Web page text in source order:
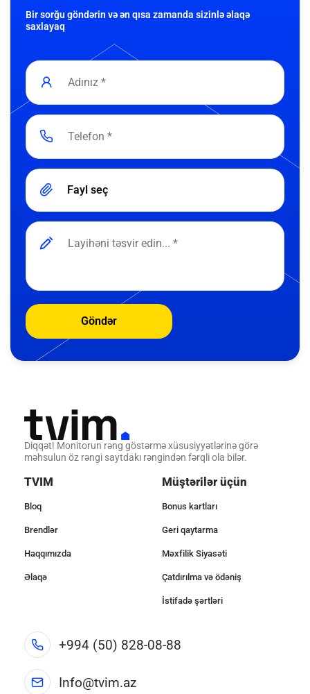
Bir sorğu göndərin və ən qısa zamanda sizinlə əlaqə
saxlayaq
Fayl seç
Göndər
Diqqət! Monitorun rəng göstərmə xüsusiyyətlərinə görə
məhsulun öz rəngi saytdakı rəngindən fərqli ola bilər.
TVIM
Bloq
Brendlər
Haqqımızda
Əlaqə
Müştərilər üçün
Bonus kartları
Geri qaytarma
Məxfilik Siyasəti
Çatdırılma və ödəniş
İstifadə şərtləri
+994 (50) 828-08-88
Info@tvim.az